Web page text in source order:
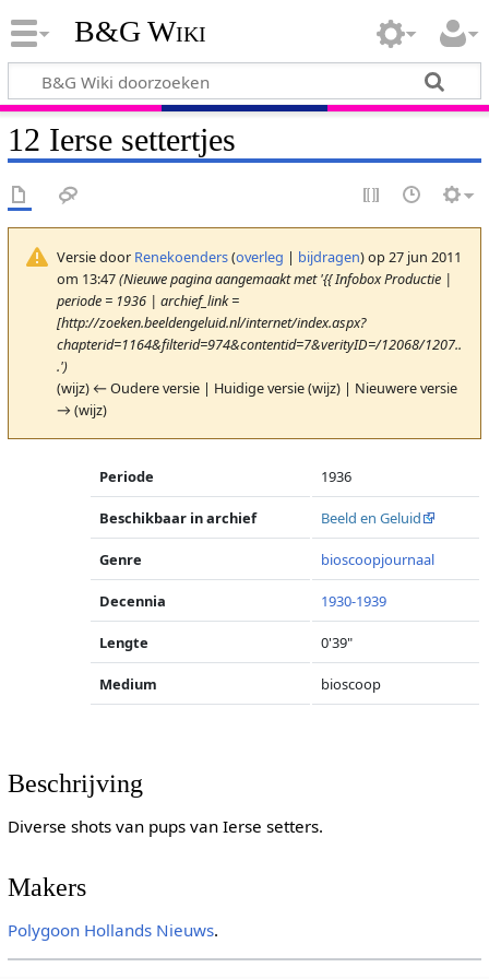
B&G Wiki
12 Ierse settertjes
Versie door Renekoenders(overleg | bijdragen)op 27 jun 2011
om 13:47(Nieuwe pagina aangemaakt met '{{ Infobox Productie |
periode = 1936 | archief_link =
[http://zoeken.beeldengeluid.nl/internet/index.aspx?
chapterid=1164&filterid=974&contentid=7&verityID=/12068/1207..
.')
(wijz) ← Oudere versie | Huidige versie (wijz) | Nieuwere versie
→ (wijz)
Periode 1936
Beschikbaar in archief Beeld en Geluid
Genre bioscoopjournaal
Decennia 1930-1939
Lengte 0'39"
Medium bioscoop
Beschrijving
Diverse shots van pups van Ierse setters.
Makers
Polygoon Hollands Nieuws.